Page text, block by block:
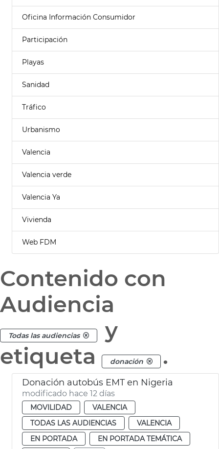
Oficina Información Consumidor
Participación
Playas
Sanidad
Tráfico
Urbanismo
Valencia
Valencia verde
Valencia Ya
Vivienda
Web FDM
Contenido con
Audiencia
Todas las audiencias
y
etiqueta
donación .
Donación autobús EMT en Nigeria
modificado hace 12 días
MOVILIDAD
VALENCIA
TODAS LAS AUDIENCIAS
VALENCIA
EN PORTADA
EN PORTADA TEMÁTICA